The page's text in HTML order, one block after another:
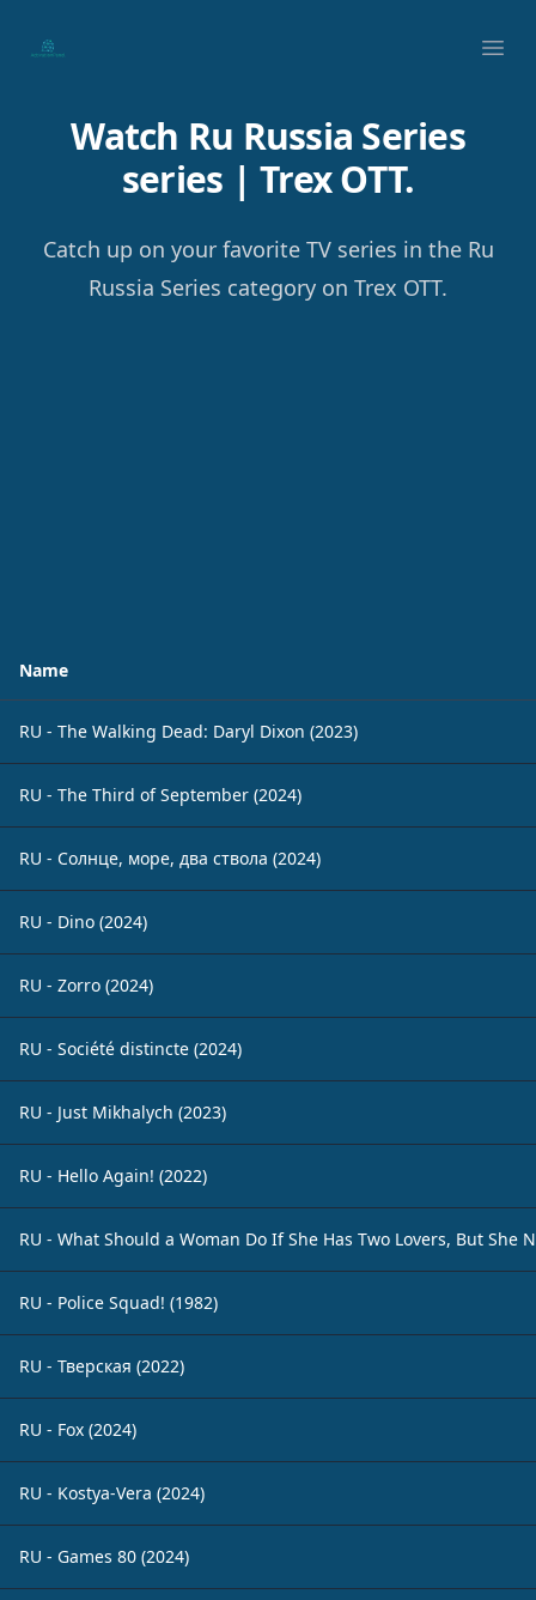
Your Company
Watch Ru Russia Series
series | Trex OTT.
Catch up on your favorite TV series in the Ru
Russia Series category on Trex OTT.
Name
RU - The Walking Dead: Daryl Dixon (2023)
RU - The Third of September (2024)
RU - Солнце, море, два ствола (2024)
RU - Dino (2024)
RU - Zorro (2024)
RU - Société distincte (2024)
RU - Just Mikhalych (2023)
RU - Hello Again! (2022)
RU - What Should a Woman Do If She Has Two Lovers, But She
RU - Police Squad! (1982)
RU - Тверская (2022)
RU - Fox (2024)
RU - Kostya-Vera (2024)
RU - Games 80 (2024)